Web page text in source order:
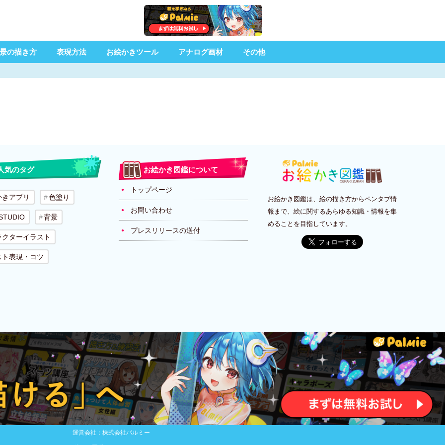
の描き方 表現方法 お絵かきツール アナログ画材 その他
気のタグ
アプリ 色塗り
背景
ターイラスト
ト表現・コツ
お絵かき図鑑について
トップページ
お問い合わせ
プレスリリースの送付
お絵かき図鑑は、絵の描き方からペンタブ情
報まで、絵に関するあらゆる知識・情報を集
めることを目指しています。
運営会社：株式会社パルミー